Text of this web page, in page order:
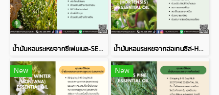
น้ำมันหอมระเหยจากซีเฟนเนล-SEA FENNEL ESSENTIAL OIL น้ำมันหอมระเหยจากฮอเทนซิส-HORTENSIS ESSENTIAL OIL
New New